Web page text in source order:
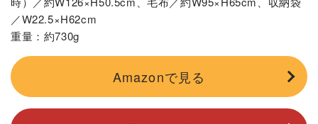
／W22.5×H62cm
重量：約730g
Amazonで見る